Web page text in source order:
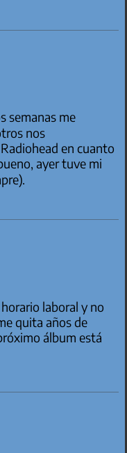
semanas me
nos
en cuanto
ayer tuve mi
laboral y no
quita años de
álbum está